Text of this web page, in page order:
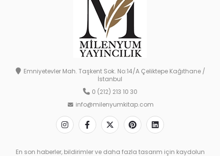
Emniyetevler Mah. Taşkent Sok. No:14/A Çeliktepe Kağıthane /
İstanbul
0 (212) 213 10 30
info@milenyumkitap.com
En son haberler, bildirimler ve daha fazla tasarım için kaydolun